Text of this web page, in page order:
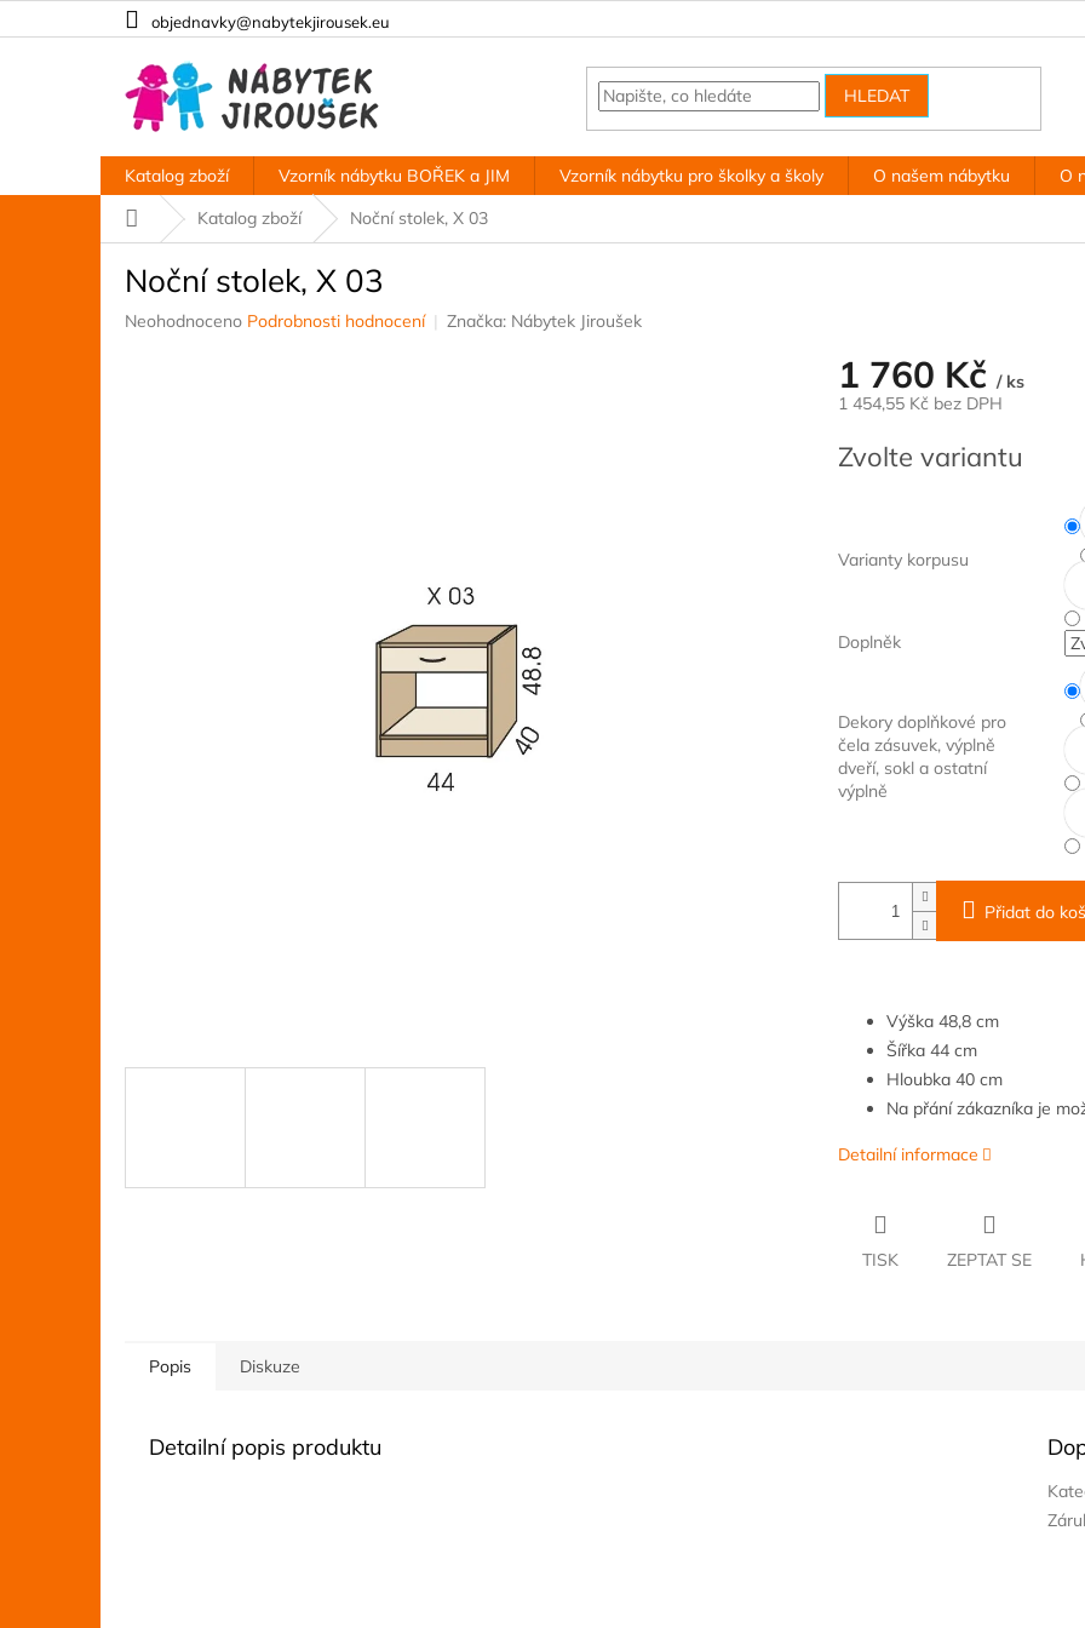
na
objednavky@nabytekjirousek.eu
HLEDAT
Katalog zboží Vzorník nábytku BOŘEK a JIM Vzorník nábytku pro školky a školy O našem nábytku
O
Domů
Katalog zboží Noční stolek, X 03
Noční stolek, X 03
Průměrné
Neohodnoceno Podrobnosti hodnocení Značka: Nábytek Jiroušek
1 760 Kč / ks
1 454,55 Kč bez DPH
cena:
Zvolte variantu
Varianty korpusu
Doplněk
Dekory doplňkové pro
čela zásuvek, výplně
dveří, sokl a ostatní
výplně
Přidat do
Výška 48,8 cm
Šířka 44 cm
Hloubka 40 cm
Na přání zákazníka je
Detailní informace
TISK ZEPTAT SE
Popis Diskuze
Detailní popis produktu